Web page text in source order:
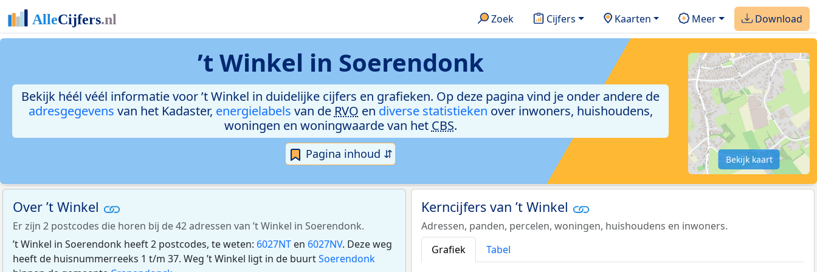
Zoek Cijfers Kaarten Meer Download
’t Winkel in Soerendonk
Bekijk héél véél informatie voor ’t Winkel in duidelijke cijfers en grafieken. Op deze pagina vind je onder andere de
adresgegevens van het Kadaster, energielabels van de RVO en diverse statistieken over inwoners, huishoudens,
woningen en woningwaarde van het CBS.
Pagina inhoud ⇵ Bekijk kaart
Over ’t Winkel
Er zijn 2 postcodes die horen bij de 42 adressen van ’t Winkel in Soerendonk.
’t Winkel in Soerendonk heeft 2 postcodes, te weten: 6027NT en 6027NV. Deze weg
heeft de huisnummerreeks 1 t/m 37. Weg ’t Winkel ligt in de buurtSoerendonk
Kerncijfers van ’t Winkel
Adressen, panden, percelen, woningen, huishoudens en inwoners.
Grafiek
Tabel